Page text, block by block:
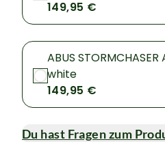
149,95 €
ABUS
white
149,95 €
Du hast Fragen zum